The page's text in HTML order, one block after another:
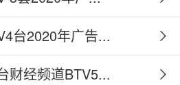
台2020年广告...
财经频道BTV5...